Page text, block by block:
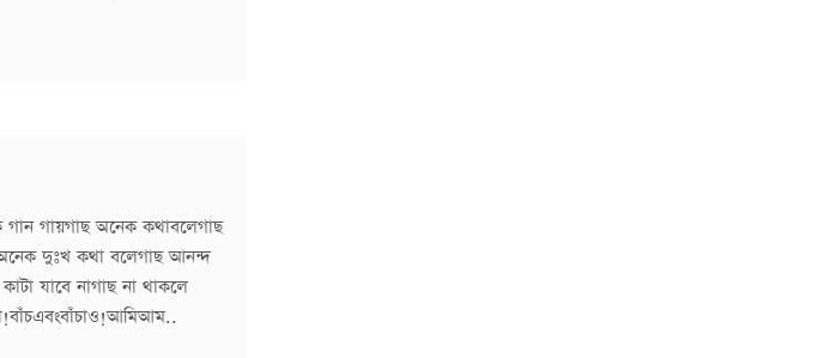
গায়গাছ অনেক কথাবলেগাছ
দুঃখ কথা বলেগাছ আনন্দ
যাবে নাগাছ না থাকলে